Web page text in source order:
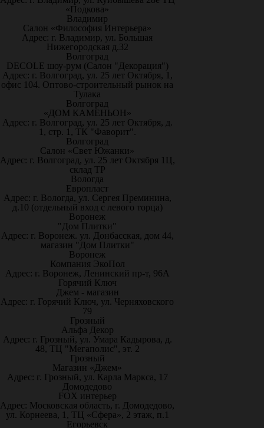
«Подкова»
Владимир
Салон «Философия Интерьера»
Адрес: г. Владимир, ул. Большая
Нижегородская д.32
Волгоград
DECOLE шоу-рум (Салон "Декорация")
Адрес: г. Волгоград, ул. 25 лет Октября, 1,
офис 104. Оптово-строительный рынок на
Тулака
Волгоград
«ДОМ КАМЕНЬОН»
Адрес: г. Волгоград, ул. 25 лет Октября, д.
1, стр. 1, ТК "Фаворит".
Волгоград
Салон «Свет Южанки»
Адрес: г. Волгоград, ул. 25 лет Октября 1Ц,
склад ТР
Вологда
Европласт
Адрес: г. Вологда, ул. Сергея Преминина,
д.10 (отдельный вход с левого торца)
Воронеж
"Дом Плитки"
Адрес: г. Воронеж. ул. Донбасская, дом 44,
магазин "Дом Плитки"
Воронеж
Компания ЭкоПол
Адрес: г. Воронеж, Ленинский пр-т, 96А
Горячий Ключ
Джем - магазин
Адрес: г. Горячий Ключ, ул. Черняховского
79
Грозный
Альфа Декор
Адрес: г. Грозный, ул. Умара Кадырова, д.
48, ТЦ "Мегаполис", эт. 2
Грозный
Магазин «Джем»
Адрес: г. Грозный, ул. Карла Маркса, 17
Домодедово
FOX интерьер
Адрес: Московская область, г. Домодедово,
ул. Корнеева, 1, ТЦ «Сфера», 2 этаж, п.1
Егорьевск